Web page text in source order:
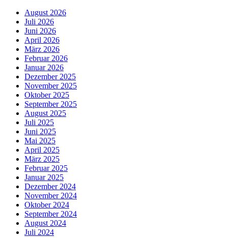
August 2026
Juli 2026
Juni 2026
April 2026
März 2026
Februar 2026
Januar 2026
Dezember 2025
November 2025
Oktober 2025
September 2025
August 2025
Juli 2025
Juni 2025
Mai 2025
April 2025
März 2025
Februar 2025
Januar 2025
Dezember 2024
November 2024
Oktober 2024
September 2024
August 2024
Juli 2024